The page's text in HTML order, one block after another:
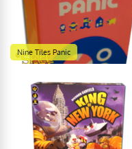
Nine Tiles Panic